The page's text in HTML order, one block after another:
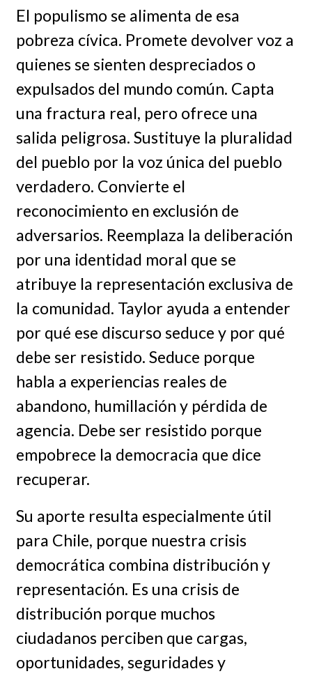
El populismo se alimenta de esa
pobreza cívica. Promete devolver voz a
quienes se sienten despreciados o
expulsados del mundo común. Capta
una fractura real, pero ofrece una
salida peligrosa. Sustituye la pluralidad
del pueblo por la voz única del pueblo
verdadero. Convierte el
reconocimiento en exclusión de
adversarios. Reemplaza la deliberación
por una identidad moral que se
atribuye la representación exclusiva de
la comunidad. Taylor ayuda a entender
por qué ese discurso seduce y por qué
debe ser resistido. Seduce porque
habla a experiencias reales de
abandono, humillación y pérdida de
agencia. Debe ser resistido porque
empobrece la democracia que dice
recuperar.
Su aporte resulta especialmente útil
para Chile, porque nuestra crisis
democrática combina distribución y
representación. Es una crisis de
distribución porque muchos
ciudadanos perciben que cargas,
oportunidades, seguridades y